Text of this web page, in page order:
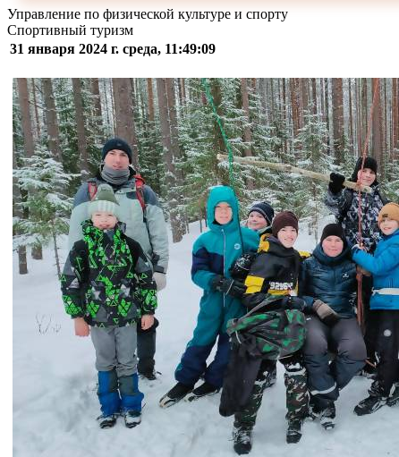
Управление по физической культуре и спорту
Спортивный туризм
31 января 2024 г. среда, 11:49:09